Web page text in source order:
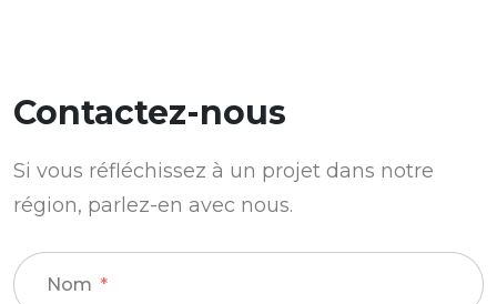
Contactez-nous
Si vous réfléchissez à un projet dans notre
région, parlez-en avec nous.
Nom